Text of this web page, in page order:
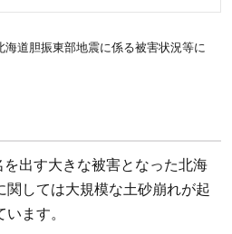
海道胆振東部地震に係る被害状況等に
出す大きな被害となった北海
関しては大規模な土砂崩れが起
ます。